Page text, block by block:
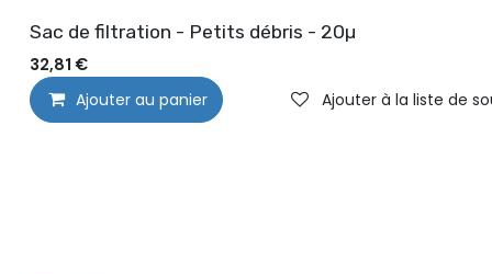
Sac de filtration - Petits débris - 20µ
32,81 €
Ajouter au panier
Ajouter à la liste de